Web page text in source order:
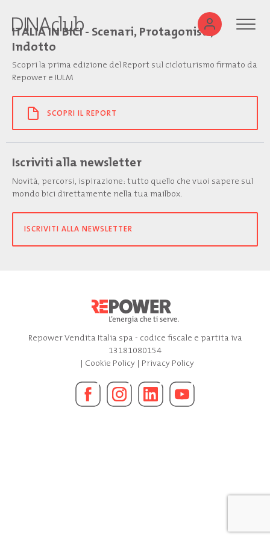
ITALIA IN BICI - Scenari, Protagonisti,
Indotto
Scopri la prima edizione del Report sul cicloturismo firmato da
Repower e IULM
SCOPRI IL REPORT
Iscriviti alla newsletter
Novità, percorsi, ispirazione: tutto quello che vuoi sapere sul
mondo bici direttamente nella tua mailbox.
ISCRIVITI ALLA NEWSLETTER
Repower Vendita Italia spa - codice fiscale e partita iva
13181080154
| Cookie Policy| Privacy Policy